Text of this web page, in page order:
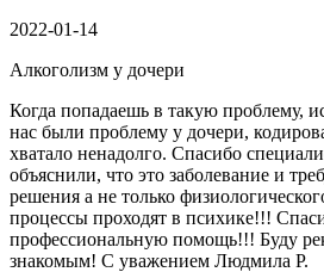
2022-01-14
Алкоголизм у дочери
Когда попадаешь в такую проблему,
нас были проблему у дочери,
хватало ненадолго. Спасибо
объяснили, что это заболевание и
решения а не только
процессы проходят в психике!!!
профессиональную помощь!!! Буду
знакомым! С уважением Людмила Р.